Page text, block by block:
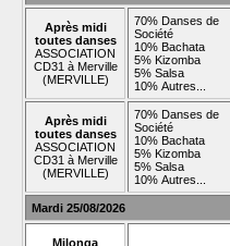
Après midi
toutes danses
ASSOCIATION
CD31 à Merville
(MERVILLE)
70% Danses de
Société
10% Bachata
5% Kizomba
5% Salsa
10% Autres...
Après midi
toutes danses
ASSOCIATION
CD31 à Merville
(MERVILLE)
70% Danses de
Société
10% Bachata
5% Kizomba
5% Salsa
10% Autres...
Mardi 25/08/2026
Milonga